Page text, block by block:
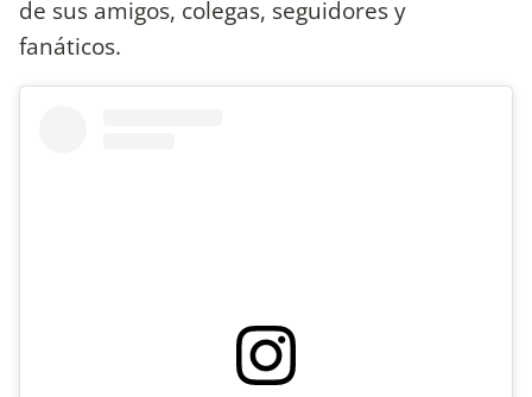
de sus amigos, colegas, seguidores y
fanáticos.